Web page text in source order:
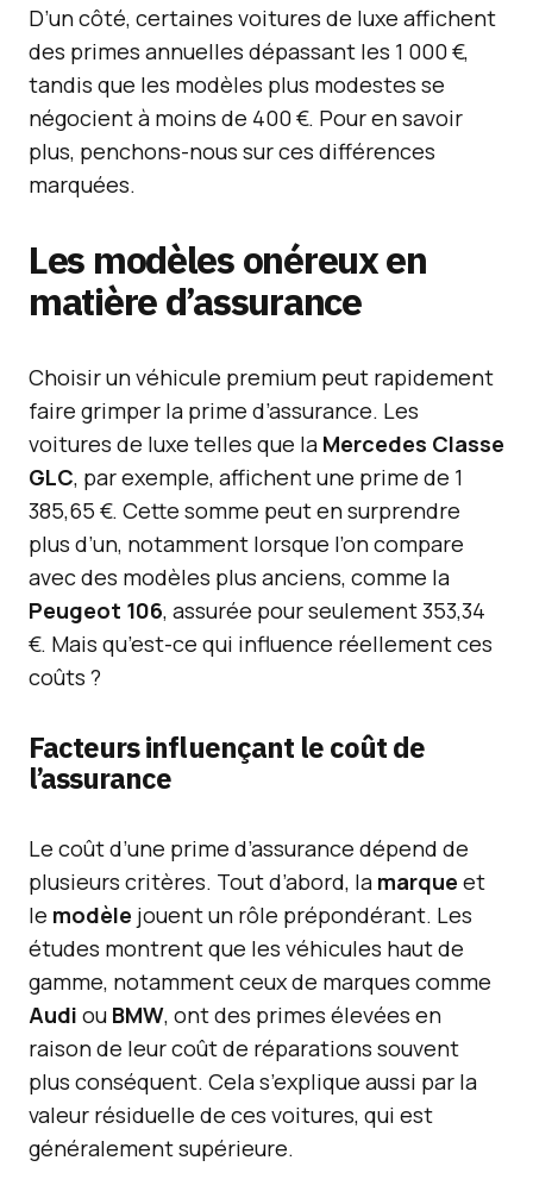
D’un côté, certaines voitures de luxe affichent
des primes annuelles dépassant les 1 000 €,
tandis que les modèles plus modestes se
négocient à moins de 400 €. Pour en savoir
plus, penchons-nous sur ces différences
marquées.
Les modèles onéreux en
matière d’assurance
Choisir un véhicule premium peut rapidement
faire grimper la prime d’assurance. Les
voitures de luxe telles que la Mercedes Classe
GLC, par exemple, affichent une prime de 1
385,65 €. Cette somme peut en surprendre
plus d’un, notamment lorsque l’on compare
avec des modèles plus anciens, comme la
Peugeot 106, assurée pour seulement 353,34
€. Mais qu’est-ce qui influence réellement ces
coûts ?
Facteurs influençant le coût de
l’assurance
Le coût d’une prime d’assurance dépend de
plusieurs critères. Tout d’abord, la marque et
le modèle jouent un rôle prépondérant. Les
études montrent que les véhicules haut de
gamme, notamment ceux de marques comme
Audi ou BMW, ont des primes élevées en
raison de leur coût de réparations souvent
plus conséquent. Cela s’explique aussi par la
valeur résiduelle de ces voitures, qui est
généralement supérieure.